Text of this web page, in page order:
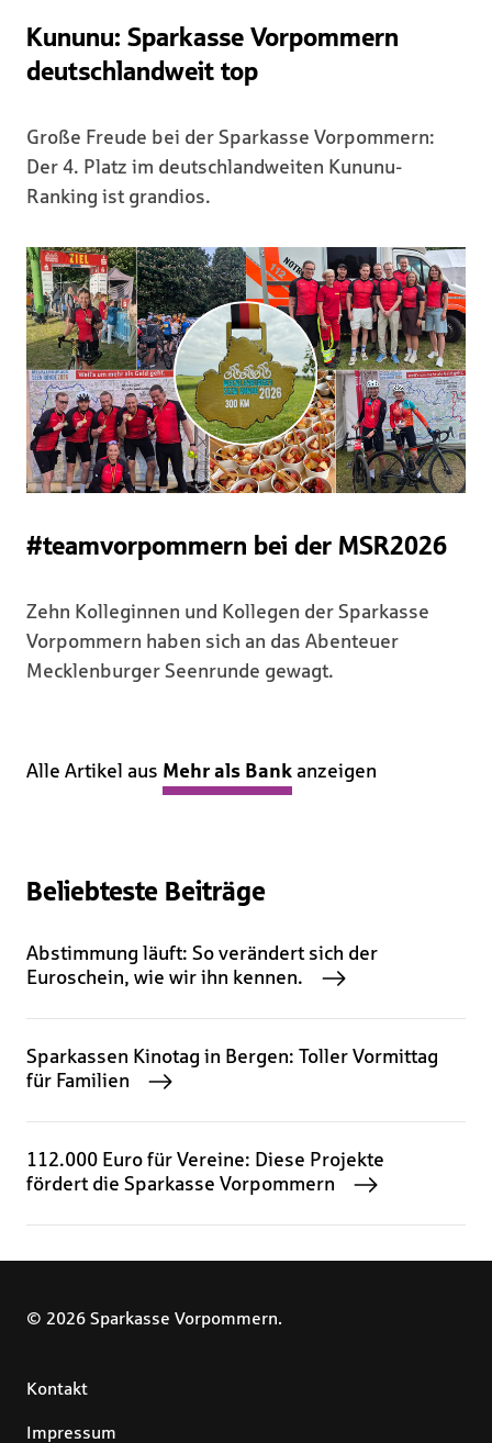
Kununu: Sparkasse Vorpommern
deutschlandweit top
Große Freude bei der Sparkasse Vorpommern:
Der 4. Platz im deutschlandweiten Kununu-
Ranking ist grandios.
#teamvorpommern bei der MSR2026
Zehn Kolleginnen und Kollegen der Sparkasse
Vorpommern haben sich an das Abenteuer
Mecklenburger Seenrunde gewagt.
Alle Artikel aus Mehr als Bank anzeigen
Beliebteste Beiträge
Abstimmung läuft: So verändert sich der
Euroschein, wie wir ihn kennen.
Sparkassen Kinotag in Bergen: Toller Vormittag
für Familien
112.000 Euro für Vereine: Diese Projekte
fördert die Sparkasse Vorpommern
© 2026 Sparkasse Vorpommern.
Kontakt
Impressum